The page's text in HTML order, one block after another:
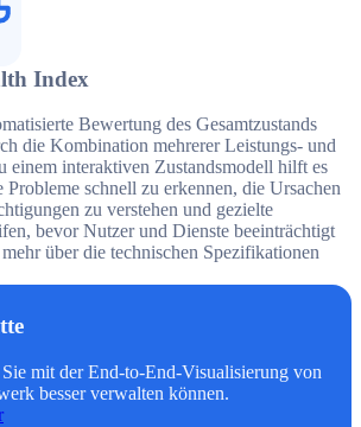
Index
Bewertung des Gesamtzustands
die Kombination mehrerer Leistungs- und
einem interaktiven Zustandsmodell hilft es
Probleme schnell zu erkennen, die Ursachen
zu verstehen und gezielte
bevor Nutzer und Dienste beeinträchtigt
über die technischen Spezifikationen
mit der End-to-End-Visualisierung von
besser verwalten können.